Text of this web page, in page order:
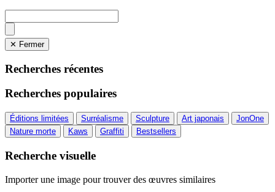
✕ Fermer
Recherches récentes
Recherches populaires
Éditions limitées Surréalisme Sculpture Art japonais
JonOne
Nature morte
Kaws Graffiti Bestsellers
Recherche visuelle
Importer une image pour trouver des œuvres similaires